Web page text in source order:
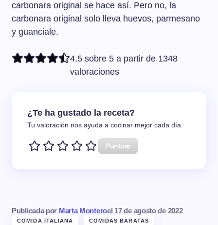
carbonara original se hace así. Pero no, la
carbonara original solo lleva huevos, parmesano
y guanciale.
4,5 sobre 5 a partir de 1348
valoraciones
¿Te ha gustado la receta?
Tu valoración nos ayuda a cocinar mejor cada día.
Puntuar
Publicada por Marta Monteroel 17 de agosto de 2022
COMIDA ITALIANA COMIDAS BARATAS